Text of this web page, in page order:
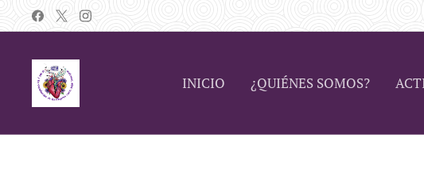
INICIO ¿QUIÉNES SOMOS?